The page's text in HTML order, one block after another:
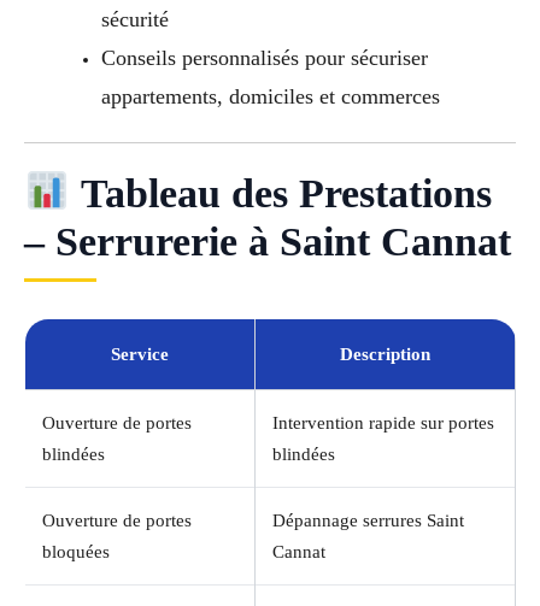
sécurité
Conseils personnalisés pour sécuriser
appartements, domiciles et commerces
Tableau des Prestations
– Serrurerie à Saint Cannat
Service Description
Ouverture de portes
blindées
Intervention rapide sur portes
blindées
Ouverture de portes
bloquées
Dépannage serrures Saint
Cannat